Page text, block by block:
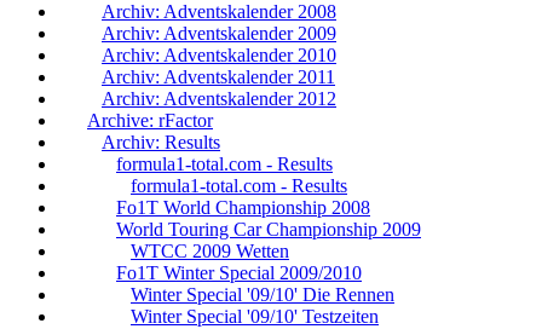
Archiv: Adventskalender 2008
Archiv: Adventskalender 2009
Archiv: Adventskalender 2010
Archiv: Adventskalender 2011
Archiv: Adventskalender 2012
Archive: rFactor
Archiv: Results
formula1-total.com - Results
formula1-total.com - Results
Fo1T World Championship 2008
World Touring Car Championship 2009
WTCC 2009 Wetten
Fo1T Winter Special 2009/2010
Winter Special '09/10' Die Rennen
Winter Special '09/10' Testzeiten